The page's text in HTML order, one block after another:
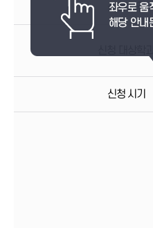
신청 자격
신청 시기